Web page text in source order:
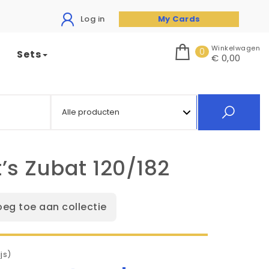
Log in My Cards
Sets 0 Winkelwagen
€ 0,00
Zubat 120/182
toe aan collectie